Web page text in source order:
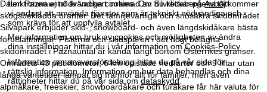
funktionen ej nödvändiga cookies. Om du klickar påAvböjkommer
vi endast att använda tjänster som är tekniskt nödvändiga och
som krävs för att uppfylla avtalet.
Mer information om bruk av cookies och möjligheten av ändra
dina inställningar hittar du i vår information omCookies-Policy
Information om ansvarsfördelning hittar du på vår sida för
rättslig information . Information om hur data behandlas och dina
rättigheter hittar du på vår sida omdataskydd.
r
t
s
i
Dalen Paznauntal är vackert inramad av Silvrettabergens tätt
skogsbeklädda branter. Det familjevänliga och snösäkra skidområdet
Silvapark erbjuder skid-, snowboard- och även längdskidåkare bästa
förutsättningar. Pisterna och skidspåren i det högt belägna
skidområdet i Paznauntal är kända långt bortom Österrikes gränser.
Områdets 43 pistkilometer, 6 km opistade nedfarter och 9 liftar utan
långa väntetider lämpar sig framför allt för familjer, men även
alpinåkare, freeskier, snowboardåkare och turåkare får här valuta för